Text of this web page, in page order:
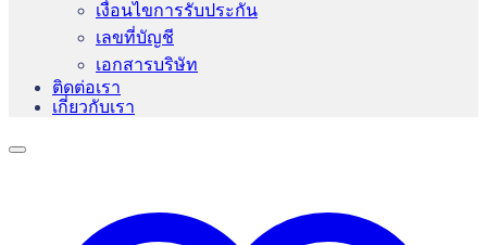
เงื่อนไขการรับประกัน
เลขที่บัญชี
เอกสารบริษัท
ติดต่อเรา
เกี่ยวกับเรา